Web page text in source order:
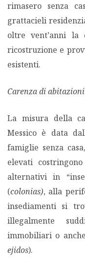
rimasero senza
grattacieli
oltre vent’anni la
ricostruzione e
esistenti.
Carenza di
La misura della
Messico è data
famiglie senza
elevati
alternativi in
(colonias), alla
insediamenti si
illegalmente
immobiliari o
ejidos).